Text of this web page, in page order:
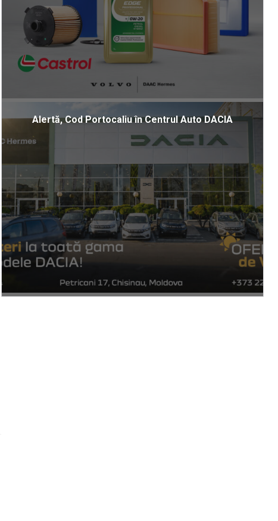
Alertă, Cod Portocaliu în Centrul Auto DACIA